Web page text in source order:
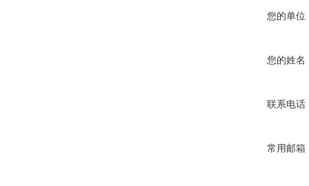
您的单位
您的姓名
联系电话
常用邮箱